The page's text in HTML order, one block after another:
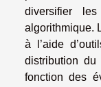
diversifier
algorithmique.
à l’aide
distribution
fonction des